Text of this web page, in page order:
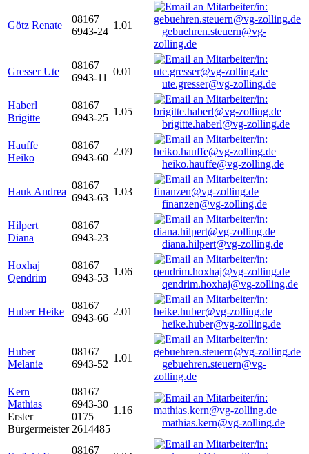
Götz Renate
08167
6943-24
1.01
gebuehren.steuern@vg-
zolling.de
Gresser Ute
08167
6943-11
0.01
ute.gresser@vg-zolling.de
Haberl
Brigitte
08167
6943-25
1.05
brigitte.haberl@vg-zolling.de
Hauffe
Heiko
08167
6943-60
2.09
heiko.hauffe@vg-zolling.de
Hauk Andrea
08167
6943-63
1.03
finanzen@vg-zolling.de
Hilpert
Diana
08167
6943-23
diana.hilpert@vg-zolling.de
Hoxhaj
Qendrim
08167
6943-53
1.06
qendrim.hoxhaj@vg-zolling.de
Huber Heike
08167
6943-66
2.01
heike.huber@vg-zolling.de
Huber
Melanie
08167
6943-52
1.01
gebuehren.steuern@vg-
zolling.de
Kern
Mathias
Erster
Bürgermeister
08167
6943-30
0175
2614485
1.16
mathias.kern@vg-zolling.de
08167